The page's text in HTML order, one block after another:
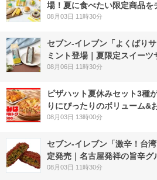
場！夏に食べたい限定商品を
08月03日 11時30分
セブン‐イレブン「よくばり
ミント登場｜夏限定スイーツ
08月06日 11時30分
ピザハット夏休みセット3種
りにぴったりのボリューム&
08月03日 13時00分
セブン-イレブン「激辛！台
定発売｜名古屋発祥の旨辛グ
08月03日 11時30分